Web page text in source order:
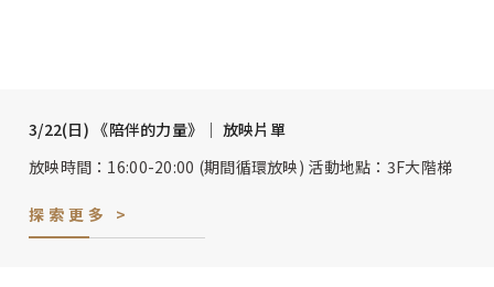
3/22(日) 《陪伴的力量》│ 放映片單
放映時間：16:00-20:00 (期間循環放映) 活動地點：3F大階梯
探索更多 >